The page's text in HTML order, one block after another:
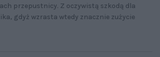
przepustnicy. Z oczywistą szkodą dla
gdyż wzrasta wtedy znacznie zużycie